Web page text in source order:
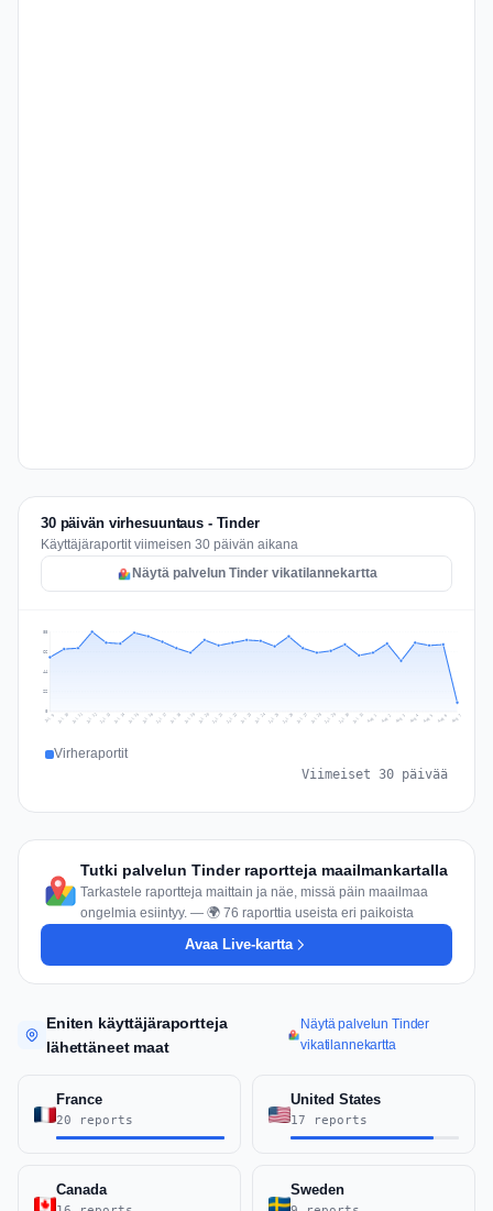
30 päivän virhesuuntaus - Tinder
Käyttäjäraportit viimeisen 30 päivän aikana
Näytä palvelun Tinder vikatilannekartta
22
44
66
88
Jul 9 Jul 10 Jul 11 Jul 12 Jul 13 Jul 14 Jul 15 Jul 16 Jul 17 Jul 18 Jul 19 Jul 20 Jul 21 Jul 22 Jul 23 Jul 24 Jul 25 Jul 26 Jul 27 Jul 28 Jul 29 Jul 30 Jul 31 Aug 1 Aug 2 Aug 3 Aug 4 Aug 5 Aug 6 Aug 7
Virheraportit
Viimeiset 30 päivää
Tutki palvelun Tinder raportteja maailmankartalla
Tarkastele raportteja maittain ja näe, missä päin maailmaa
ongelmia esiintyy. — 🌍 76 raporttia useista eri paikoista
Avaa Live-kartta
Eniten käyttäjäraportteja
lähettäneet maat
Näytä palvelun Tinder
vikatilannekartta
France
20 reports
United States
17 reports
Canada Sweden